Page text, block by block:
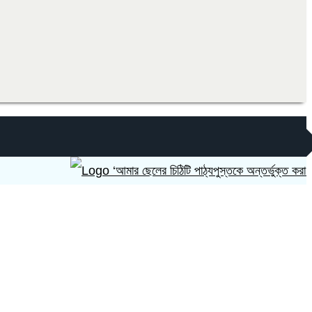
‘আমার ছেলের চিঠিটি পাঠ্যপুস্তকে অন্তর্ভুক্ত করা হোক’